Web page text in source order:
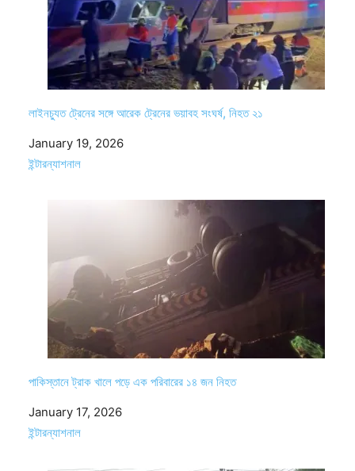
লাইনচ্যুত ট্রেনের সঙ্গে আরেক ট্রেনের ভয়াবহ সংঘর্ষ, নিহত ২১
Date
January 19, 2026
In relation to
ইন্টারন্যাশনাল
পাকিস্তানে ট্রাক খালে পড়ে এক পরিবারের ১৪ জন নিহত
Date
January 17, 2026
In relation to
ইন্টারন্যাশনাল